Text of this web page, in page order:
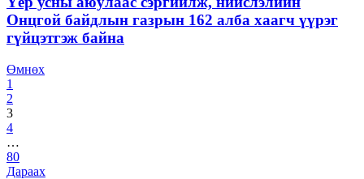
Онцгой байдлын газрын 162 алба хаагч үүрэг
гүйцэтгэж байна
Өмнөх
1
2
3
4
…
80
Дараах